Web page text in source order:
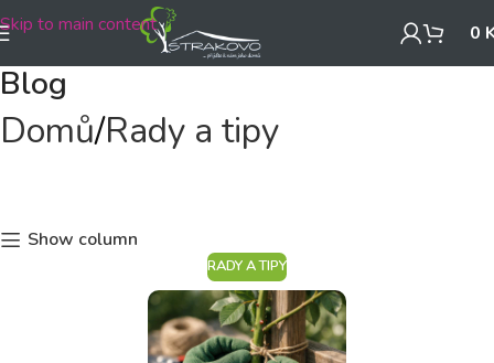
Skip to main content 0
Blog
Domů Rady a tipy
Show column
RADY A TIPY